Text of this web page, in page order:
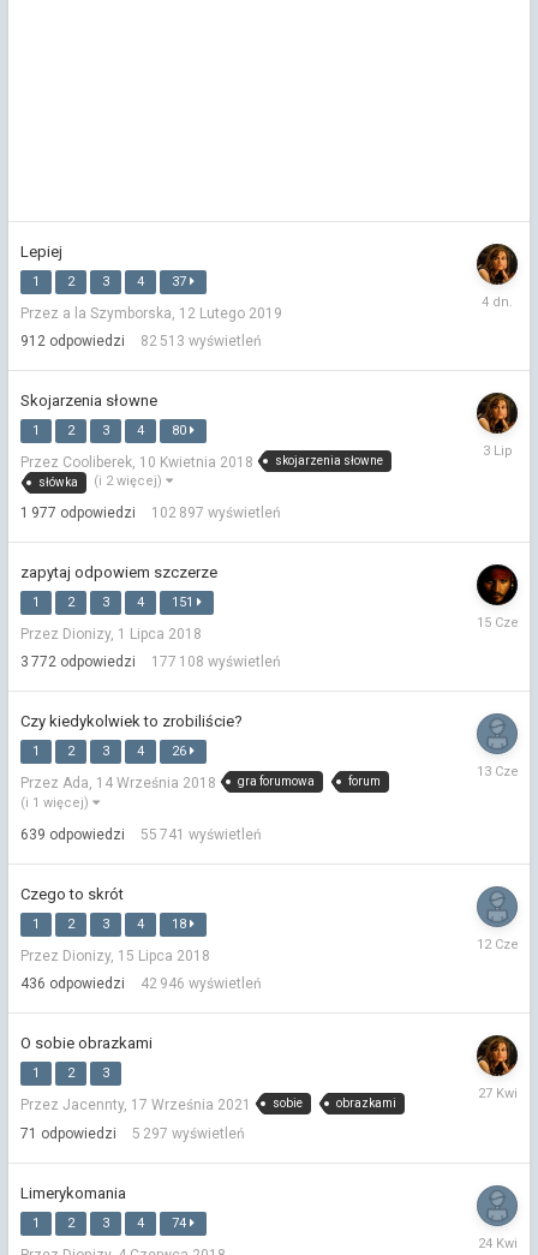
Lepiej
1 2 3 4 37
Przez a la Szymborska, 12 Lutego 2019
912 odpowiedzi 82 513 wyświetleń
Czwartek
Skojarzenia słowne
1 2 3 4 80
Przez Cooliberek, 10 Kwietnia 2018
skojarzenia słowne
słówka
(i 2 więcej)
1 977 odpowiedzi 102 897 wyświetleń
3
zapytaj odpowiem szczerze
1 2 3 4 151
Przez Dionizy, 1 Lipca 2018
3 772 odpowiedzi 177 108 wyświetleń
15
Czy kiedykolwiek to zrobiliście?
1 2 3 4 26
Przez Ada, 14 Września 2018 gra forumowa forum
(i 1 więcej)
639 odpowiedzi 55 741 wyświetleń
13
Czego to skrót
1 2 3 4 18
Przez Dionizy, 15 Lipca 2018
436 odpowiedzi 42 946 wyświetleń
12
O sobie obrazkami
1 2 3
Przez Jacennty, 17 Września 2021 sobie obrazkami
71 odpowiedzi 5 297 wyświetleń
27
Limerykomania
1 2 3 4 74
24